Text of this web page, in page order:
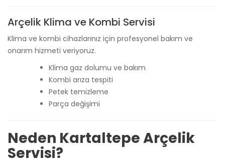
Arçelik Klima ve Kombi Servisi
Klima ve kombi cihazlarınız için profesyonel bakım ve
onarım hizmeti veriyoruz.
Klima gaz dolumu ve bakım
Kombi arıza tespiti
Petek temizleme
Parça değişimi
Neden Kartaltepe Arçelik
Servisi?